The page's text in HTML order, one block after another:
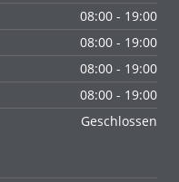
08:00 - 19:00
08:00 - 19:00
08:00 - 19:00
08:00 - 19:00
Geschlossen